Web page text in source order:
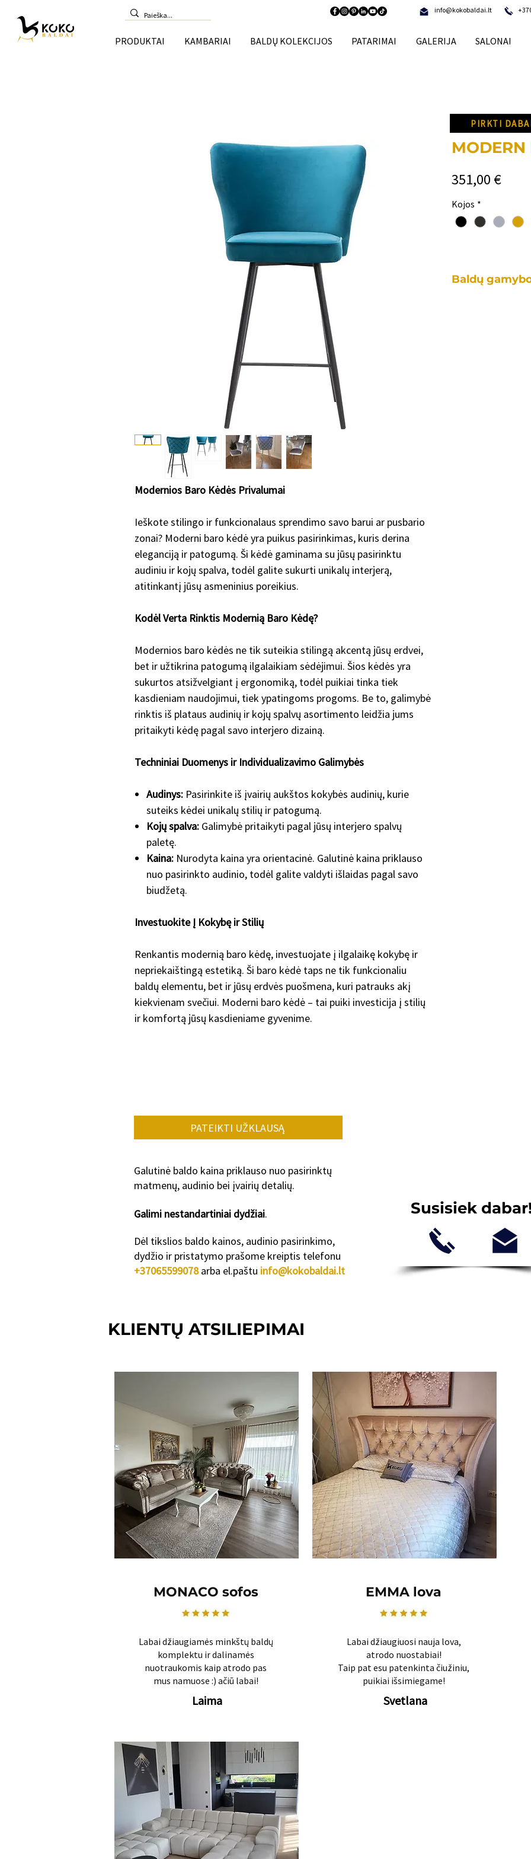
info@kokobaldai.lt
PRODUKTAI KAMBARIAI BALDŲ KOLEKCIJOS PATARIMAI GALERIJA SALONAI
Modernios Baro Kėdės Privalumai
Ieškote stilingo ir funkcionalaus sprendimo savo barui ar pusbario
zonai? Moderni baro kėdė yra puikus pasirinkimas, kuris derina
eleganciją ir patogumą. Ši kėdė gaminama su jūsų pasirinktu
audiniu ir kojų spalva, todėl galite sukurti unikalų interjerą,
atitinkantį jūsų asmeninius poreikius.
Kodėl Verta Rinktis Modernią Baro Kėdę?
Modernios baro kėdės ne tik suteikia stilingą akcentą jūsų erdvei,
bet ir užtikrina patogumą ilgalaikiam sėdėjimui. Šios kėdės yra
sukurtos atsižvelgiant į ergonomiką, todėl puikiai tinka tiek
kasdieniam naudojimui, tiek ypatingoms progoms. Be to, galimybė
rinktis iš plataus audinių ir kojų spalvų asortimento leidžia jums
pritaikyti kėdę pagal savo interjero dizainą.
Techniniai Duomenys ir Individualizavimo Galimybės
Audinys: Pasirinkite iš įvairių aukštos kokybės audinių, kurie
suteiks kėdei unikalų stilių ir patogumą.
Kojų spalva: Galimybė pritaikyti pagal jūsų interjero spalvų
paletę.
Kaina: Nurodyta kaina yra orientacinė. Galutinė kaina priklauso
nuo pasirinkto audinio, todėl galite valdyti išlaidas pagal savo
biudžetą.
Investuokite Į Kokybę ir Stilių
Renkantis modernią baro kėdę, investuojate į ilgalaikę kokybę ir
nepriekaištingą estetiką. Ši baro kėdė taps ne tik funkcionaliu
baldų elementu, bet ir jūsų erdvės puošmena, kuri patrauks akį
kiekvienam svečiui. Moderni baro kėdė – tai puiki investicija į stilių
ir komfortą jūsų kasdieniame gyvenime.
351,00 €Price
Kojos *
Baldų
PIRKTI
PATEIKTI UŽKLAUSĄ
Galutinė baldo kaina priklauso nuo pasirinktų
matmenų, audinio bei įvairių detalių.
Galimi nestandartiniai dydžiai.
Dėl tikslios baldo kainos, audinio pasirinkimo,
dydžio ir pristatymo prašome kreiptis telefonu
+37065599078arba el.paštu info@kokobaldai.lt
Susisiek
KLIENTŲ ATSILIEPIMAI
MONACO sofos
Labai džiaugiamės minkštų baldų
komplektu ir dalinamės
nuotraukomis kaip atrodo pas
mus namuose :) ačiū labai!
Laima
EMMA lova
Labai džiaugiuosi nauja lova,
atrodo nuostabiai!
Taip pat esu patenkinta čiužiniu,
puikiai išsimiegame!
Svetlana